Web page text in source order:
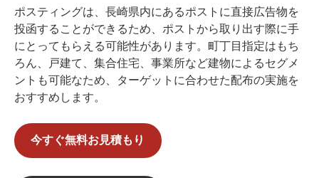
ポスティングは、長崎県内にあるポストに直接広告物を
投函することができるため、ポストから取り出す際に手
にとってもらえる可能性があります。町丁目指定はもち
ろん、戸建て、集合住宅、事業所など建物によるセグメ
ントも可能なため、ターゲットに合わせた配布の実施を
おすすめします。
今すぐ無料お見積もり